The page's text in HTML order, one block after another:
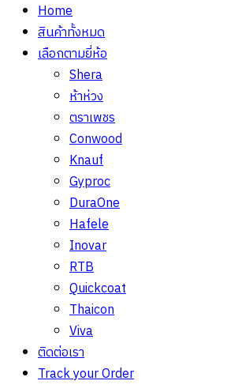
Home
สินค้าทั้งหมด
เลือกตามยี่ห้อ
Shera
ห้าห่วง
ตราเพชร
Conwood
Knauf
Gyproc
DuraOne
Hafele
Inovar
RTB
Quickcoat
Thaicon
Viva
ติดต่อเรา
Track your Order